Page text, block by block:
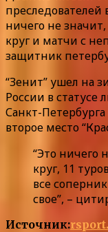
ничего не
круг и матчи с
защитник
“Зенит” ушел на
России в статусе
Санкт-
второе место
“Это ничего
круг, 11
все
свое”, –
Источник: